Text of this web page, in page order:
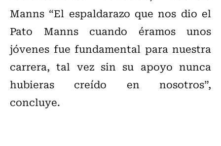
Manns “El espaldarazo que nos dio el
Pato Manns cuando éramos unos
jóvenes fue fundamental para nuestra
carrera, tal vez sin su apoyo nunca
hubieras creído en nosotros”,
concluye.